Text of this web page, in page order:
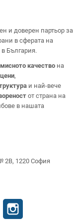
и доверен партьор за
в сферата на
България.
качество на
,
и най-вече
от страна на
в нашата
2В, 1220 София
Pinterest